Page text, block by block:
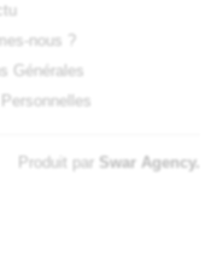
nous ?
Générales
Personnelles
Produit par Swar Agency.